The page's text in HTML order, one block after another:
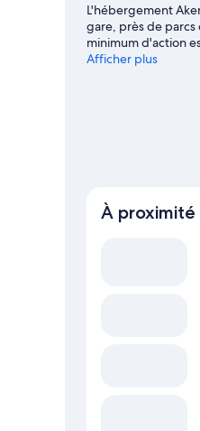
L'hébergement
gare, près de parcs
minimum d'action
Village et Disney
Afficher plus
À proximité